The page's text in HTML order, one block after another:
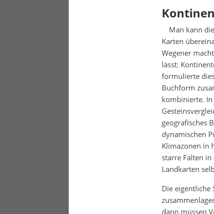
Man kann
Karten
Wegener
lässt:
formulierte
Buchform
kombinierte. In
geografisches
dynamischen
Klimazonen in
starre Falten
Landkarten
Die eigentliche
dann müssen